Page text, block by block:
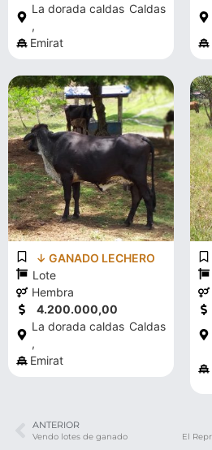
La dorada caldas
,
Caldas
Emirat
↓ GANADO LECHERO
Lote
Hembra
4.200.000,00
La dorada caldas
,
Caldas
Emirat
ANTERIOR
Vendo lotes de ganado